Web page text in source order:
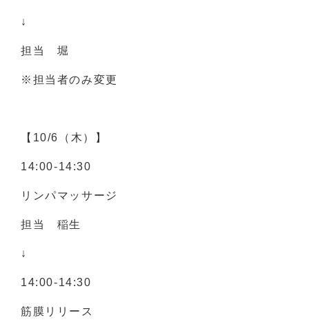
↓
担当 堀
※担当者のみ変更
【10/6（木）】
14:00-14:30
リンパマッサージ
担当 稲生
↓
14:00-14:30
筋膜リリース